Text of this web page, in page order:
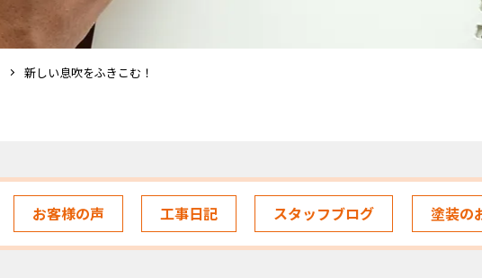
新しい息吹をふきこむ！
お客様の声 工事日記 スタッフブログ 塗装の